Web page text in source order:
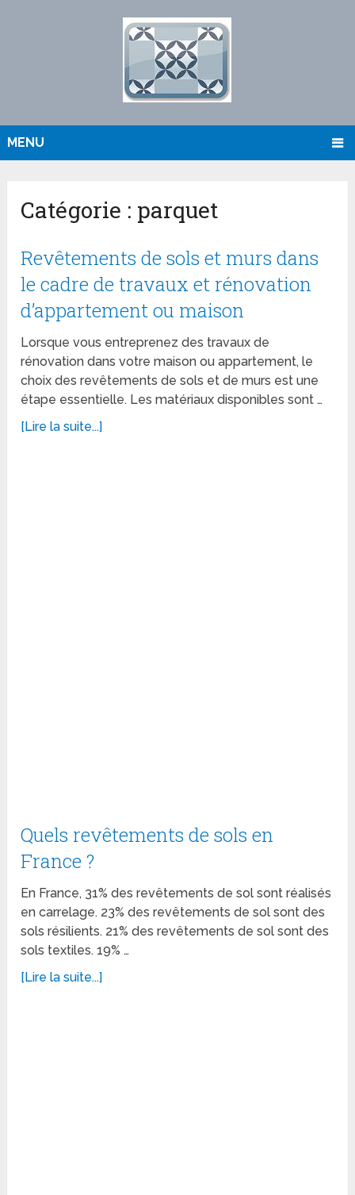
MENU
Catégorie : parquet
Revêtements de sols et murs dans
le cadre de travaux et rénovation
d’appartement ou maison
Lorsque vous entreprenez des travaux de
rénovation dans votre maison ou appartement, le
choix des revêtements de sols et de murs est une
étape essentielle. Les matériaux disponibles sont …
[Lire la suite...]
Quels revêtements de sols en
France ?
En France, 31% des revêtements de sol sont réalisés
en carrelage. 23% des revêtements de sol sont des
sols résilients. 21% des revêtements de sol sont des
sols textiles. 19% …
[Lire la suite...]